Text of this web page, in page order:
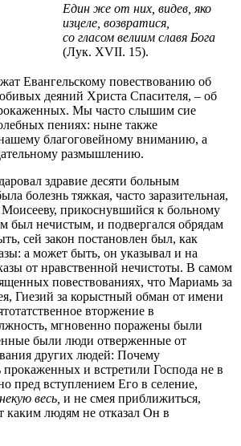
Един же от них, видев, яко
изцеле, возвратися,
со гласом велиим славя Бога
(Лук. XVII. 15).
Евангельскому повествованию об
деяний Христа Спасителя, – об
Мы часто слышим сие
пениях: ныне также
благоговейному вниманию, а
размышлению.
здравие десяти больным
болезнь тяжкая, часто заразительная,
Моисееву, прикоснувшийся к больному
был нечистым, и подвергался обрядам
сей закон постановлен был, как
а может быть, он указывал и на
от нравственной нечистоты. В самом
повествованиях, что Мариамь за
Гиезий за корыстный обман от имени
вторжение в
мгновенно поражены были
были люди отверженные от
других людей: Почему
прокаженных и встретили Господа не в
пред вступлением Его в селение,
весь, и не смея приближиться,
каким людям не отказал Он в